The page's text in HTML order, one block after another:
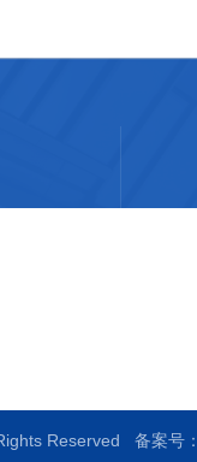
Reserved 备案号